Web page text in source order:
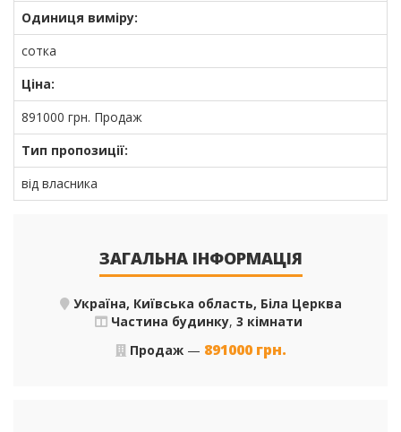
Одиниця виміру:
сотка
Ціна:
891000 грн. Продаж
Тип пропозиції:
від власника
ЗАГАЛЬНА ІНФОРМАЦІЯ
Україна, Київська область, Біла Церква
Частина будинку, 3 кімнати
Продаж — 891000 грн.